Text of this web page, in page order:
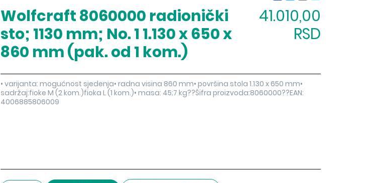
Wolfcraft 8060000 radionički
sto; 1130 mm; No. 1 1.130 x 650 x
860 mm (pak. od 1 kom.)
41.010,00
RSD
• varijanta: mogućnost sjedenja• radna visina 860 mm• površina stola 1.130 x 650 mm•
sadržaj:fioke M (2 kom.)fioka L (1 kom.)• masa: 45;7 kg??Šifra proizvoda:8060000??EAN:
4006885806009